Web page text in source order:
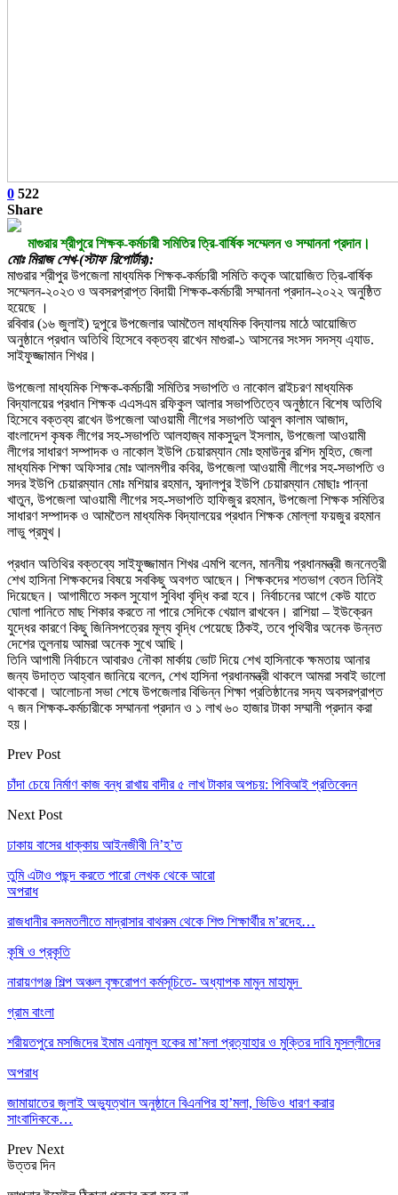
0 522
Share
মাগুরার শ্রীপুরে শিক্ষক-কর্মচারী সমিতির ত্রি-বার্ষিক সম্মেলন ও সম্মাননা প্রদান।
মোঃ মিরাজ শেখ-(স্টাফ রিপোর্টার):
মাগুরার শ্রীপুর উপজেলা মাধ্যমিক শিক্ষক-কর্মচারী সমিতি কতৃক আয়োজিত ত্রি-বার্ষিক
সম্মেলন-২০২৩ ও অবসরপ্রাপ্ত বিদায়ী শিক্ষক-কর্মচারী সম্মাননা প্রদান-২০২২ অনুষ্ঠিত
হয়েছে ।
রবিবার (১৬ জুলাই) দুপুরে উপজেলার আমতৈল মাধ্যমিক বিদ্যালয় মাঠে আয়োজিত
অনুষ্ঠানে প্রধান অতিথি হিসেবে বক্তব্য রাখেন মাগুরা-১ আসনের সংসদ সদস্য এ্যাড.
সাইফুজ্জামান শিখর।
উপজেলা মাধ্যমিক শিক্ষক-কর্মচারী সমিতির সভাপতি ও নাকোল রাইচরণ মাধ্যমিক
বিদ্যালয়ের প্রধান শিক্ষক এএসএম রফিকুল আলার সভাপতিত্বে অনুষ্ঠানে বিশেষ অতিথি
হিসেবে বক্তব্য রাখেন উপজেলা আওয়ামী লীগের সভাপতি আবুল কালাম আজাদ,
বাংলাদেশ কৃষক লীগের সহ-সভাপতি আলহাজ্ব মাকসুদুল ইসলাম, উপজেলা আওয়ামী
লীগের সাধারণ সম্পাদক ও নাকোল ইউপি চেয়ারম্যান মোঃ হুমাউনুর রশিদ মুহিত, জেলা
মাধ্যমিক শিক্ষা অফিসার মোঃ আলমগীর কবির, উপজেলা আওয়ামী লীগের সহ-সভাপতি ও
সদর ইউপি চেয়ারম্যান মোঃ মশিয়ার রহমান, সব্দালপুর ইউপি চেয়ারম্যান মোছাঃ পান্না
খাতুন, উপজেলা আওয়ামী লীগের সহ-সভাপতি হাফিজুর রহমান, উপজেলা শিক্ষক সমিতির
সাধারণ সম্পাদক ও আমতৈল মাধ্যমিক বিদ্যালয়ের প্রধান শিক্ষক মোল্লা ফয়জুর রহমান
লাভু প্রমুখ।
প্রধান অতিথির বক্তব্যে সাইফুজ্জামান শিখর এমপি বলেন, মাননীয় প্রধানমন্ত্রী জননেত্রী
শেখ হাসিনা শিক্ষকদের বিষয়ে সবকিছু অবগত আছেন। শিক্ষকদের শতভাগ বেতন তিনিই
দিয়েছেন। আগামীতে সকল সুযোগ সুবিধা বৃদ্ধি করা হবে। নির্বাচনের আগে কেউ যাতে
ঘোলা পানিতে মাছ শিকার করতে না পারে সেদিকে খেয়াল রাখবেন। রাশিয়া – ইউক্রেন
যুদ্ধের কারণে কিছু জিনিসপত্রের মূল্য বৃদ্ধি পেয়েছে ঠিকই, তবে পৃথিবীর অনেক উন্নত
দেশের তুলনায় আমরা অনেক সুখে আছি।
তিনি আগামী নির্বাচনে আবারও নৌকা মার্কায় ভোট দিয়ে শেখ হাসিনাকে ক্ষমতায় আনার
জন্য উদাত্ত আহ্বান জানিয়ে বলেন, শেখ হাসিনা প্রধানমন্ত্রী থাকলে আমরা সবাই ভালো
থাকবো। আলোচনা সভা শেষে উপজেলার বিভিন্ন শিক্ষা প্রতিষ্ঠানের সদ্য অবসরপ্রাপ্ত
৭ জন শিক্ষক-কর্মচারীকে সম্মাননা প্রদান ও ১ লাখ ৬০ হাজার টাকা সম্মানী প্রদান করা
হয়।
Prev Post
চাঁদা চেয়ে নির্মাণ কাজ বন্ধ রাখায় বাদীর ৫ লাখ টাকার অপচয়: পিবিআই প্রতিবেদন
Next Post
ঢাকায় বাসের ধাক্কায় আইনজীবী নি’হ’ত
তুমি এটাও পছন্দ করতে পারো লেখক থেকে আরো
অপরাধ
রাজধানীর কদমতলীতে মাদ্রাসার বাথরুম থেকে শিশু শিক্ষার্থীর ম’রদেহ…
কৃষি ও প্রকৃতি
নারায়ণগঞ্জ শিল্প অঞ্চল বৃক্ষরোপণ কর্মসূচিতে- অধ্যাপক মামুন মাহামুদ
গ্রাম বাংলা
শরীয়তপুরে মসজিদের ইমাম এনামুল হকের মা’মলা প্রত্যাহার ও মুক্তির দাবি মুসল্লীদের
অপরাধ
জামায়াতের জুলাই অভ্যুত্থান অনুষ্ঠানে বিএনপির হা’মলা, ভিডিও ধারণ করার
সাংবাদিককে…
Prev Next
উত্তর দিন